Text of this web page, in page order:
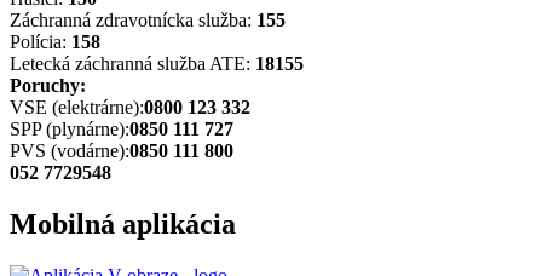
Záchranná zdravotnícka služba: 155
Polícia: 158
Letecká záchranná služba ATE: 18155
Poruchy:
VSE (elektrárne):0800 123 332
SPP (plynárne):0850 111 727
PVS (vodárne):0850 111 800
052 7729548
Mobilná aplikácia